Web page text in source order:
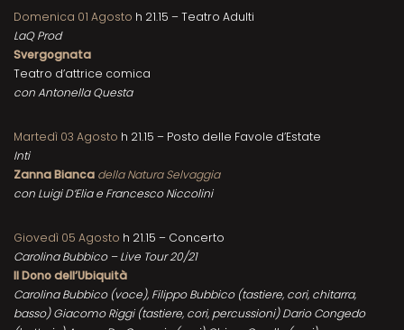
Domenica 01 Agosto h 21.15 – Teatro Adulti
LaQ Prod
Svergognata
Teatro d’attrice comica
con Antonella Questa
Martedì 03 Agosto h 21.15 – Posto delle Favole d’Estate
Inti
Zanna Bianca della Natura Selvaggia
con Luigi D’Elia e Francesco Niccolini
Giovedì 05 Agosto h 21.15 – Concerto
Carolina Bubbico – Live Tour 20/21
Il Dono dell’Ubiquità
Carolina Bubbico (voce), Filippo Bubbico (tastiere, cori, chitarra,
basso) Giacomo Riggi (tastiere, cori, percussioni) Dario Congedo